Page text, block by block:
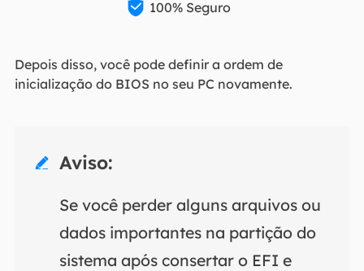
 100% Seguro
Depois disso, você pode definir a ordem de
inicialização do BIOS no seu PC novamente.
 Aviso:
Se você perder alguns arquivos ou
dados importantes na partição do
sistema após consertar o EFI e